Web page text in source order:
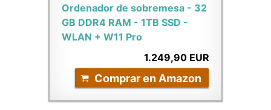
Ordenador de sobremesa - 32
GB DDR4 RAM - 1TB SSD -
WLAN + W11 Pro
1.249,90 EUR
Comprar en Amazon